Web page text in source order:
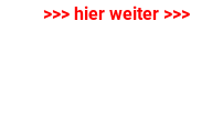
>>> hier weiter >>>